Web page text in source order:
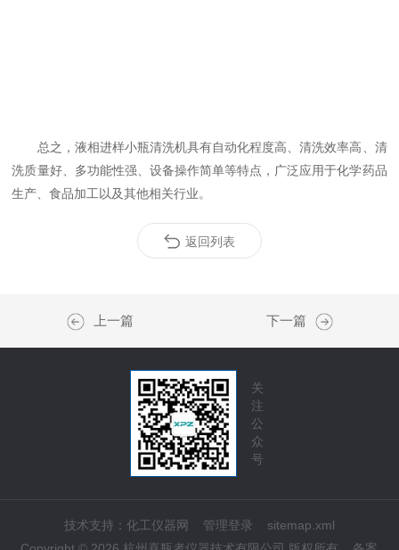
总之，液相进样小瓶清洗机具有自动化程度高、清洗效率高、清
洗质量好、多功能性强、设备操作简单等特点，广泛应用于化学药品
生产、食品加工以及其他相关行业。
返回列表
上一篇 下一篇
关
注
公
众
号
技术支持： 化工仪器网 管理登录
sitemap.xml